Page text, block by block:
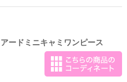
ードミニキャミワンピース